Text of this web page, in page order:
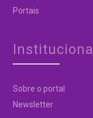
Portais
Institucional
Sobre o portal
Newsletter